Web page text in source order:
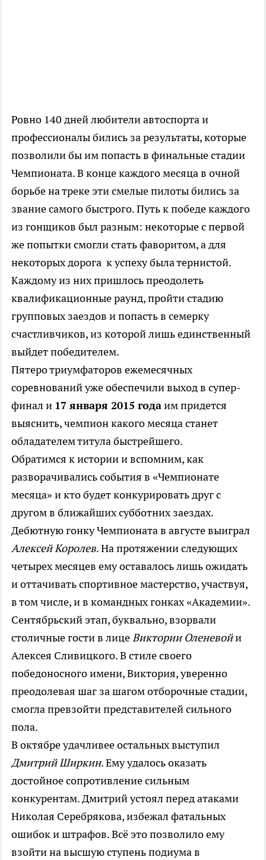
Ровно 140 дней любители автоспорта и
профессионалы бились за результаты, которые
позволили бы им попасть в финальные стадии
Чемпионата. В конце каждого месяца в очной
борьбе на треке эти смелые пилоты бились за
звание самого быстрого. Путь к победе каждого
из гонщиков был разным: некоторые с первой
же попытки смогли стать фаворитом, а для
некоторых дорога к успеху была тернистой.
Каждому из них пришлось преодолеть
квалификационные раунд, пройти стадию
групповых заездов и попасть в семерку
счастливчиков, из которой лишь единственный
выйдет победителем.
Пятеро триумфаторов ежемесячных
соревнований уже обеспечили выход в супер-
финал и 17 января 2015 годаим придется
выяснить, чемпион какого месяца станет
обладателем титула быстрейшего.
Обратимся к истории и вспомним, как
разворачивались события в «Чемпионате
месяца» и кто будет конкурировать друг с
другом в ближайших субботних заездах.
Дебютную гонку Чемпионата в августе выиграл
Алексей Королев. На протяжении следующих
четырех месяцев ему оставалось лишь ожидать
и оттачивать спортивное мастерство, участвуя,
в том числе, и в командных гонках «Академии».
Сентябрьский этап, буквально, взорвали
столичные гости в лицеВиктории Оленевойи
Алексея Сливицкого. В стиле своего
победоносного имени, Виктория, уверенно
преодолевая шаг за шагом отборочные стадии,
смогла превзойти представителей сильного
пола.
В октябре удачливее остальных выступил
Дмитрий Ширкин. Ему удалось оказать
достойное сопротивление сильным
конкурентам. Дмитрий устоял перед атаками
Николая Серебрякова, избежал фатальных
ошибок и штрафов. Всё это позволило ему
взойти на высшую ступень подиума в